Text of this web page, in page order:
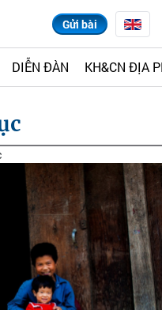
Gửi bài
DIỄN ĐÀN KH&CN ĐỊA